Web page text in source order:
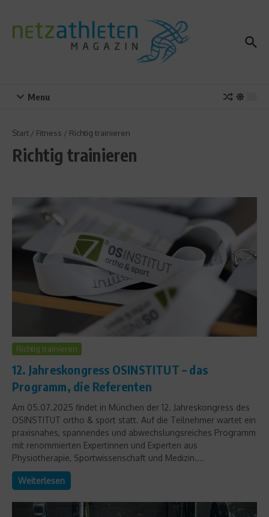
Menu
Start / Fitness / Richtig trainieren
Richtig trainieren
Richtig trainieren
12. Jahreskongress OSINSTITUT – das
Programm, die Referenten
Am 05.07.2025 findet in München der 12. Jahreskongress des
OSINSTITUT ortho & sport statt. Auf die Teilnehmer wartet ein
praxisnahes, spannendes und abwechslungsreiches Programm
mit renommierten Expertinnen und Experten aus
Physiotherapie, Sportwissenschaft und Medizin....
Weiterlesen